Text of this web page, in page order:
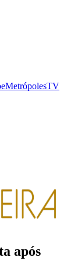
MetrópolesTV
após